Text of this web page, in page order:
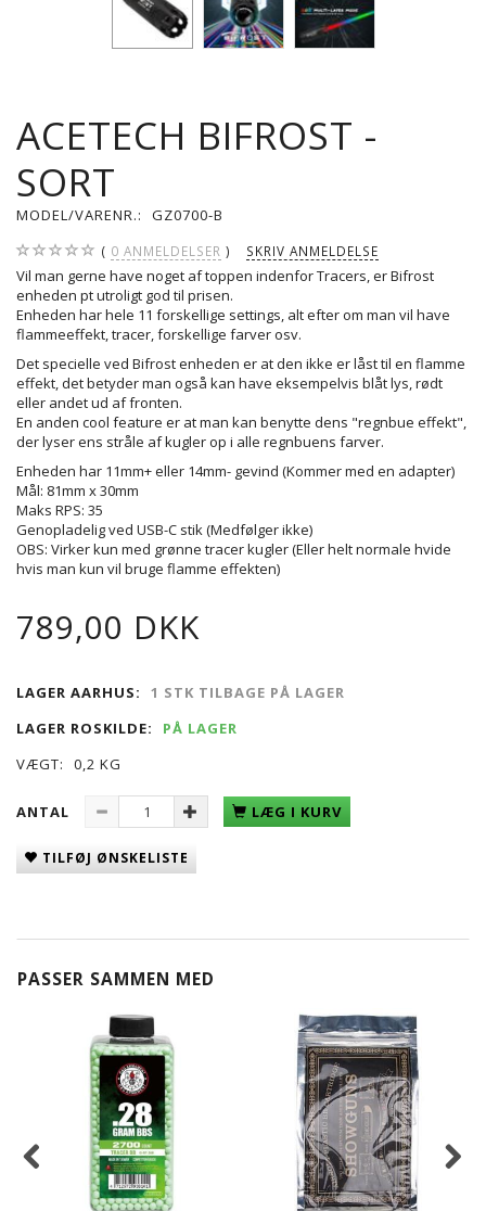
ACETECH BIFROST -
SORT
MODEL/VARENR.: GZ0700-B
0 ANMELDELSER SKRIV ANMELDELSE
Vil man gerne have noget af toppen indenfor Tracers, er Bifrost
enheden pt utroligt god til prisen.
Enheden har hele 11 forskellige settings, alt efter om man vil have
flammeeffekt, tracer, forskellige farver osv.
Det specielle ved Bifrost enheden er at den ikke er låst til en flamme
effekt, det betyder man også kan have eksempelvis blåt lys, rødt
eller andet ud af fronten.
En anden cool feature er at man kan benytte dens "regnbue effekt",
der lyser ens stråle af kugler op i alle regnbuens farver.
Enheden har 11mm+ eller 14mm- gevind (Kommer med en adapter)
Mål: 81mm x 30mm
Maks RPS: 35
Genopladelig ved USB-C stik (Medfølger ikke)
OBS: Virker kun med grønne tracer kugler (Eller helt normale hvide
hvis man kun vil bruge flamme effekten)
789,00 DKK
LAGER AARHUS:
1 STK TILBAGE PÅ LAGER
LAGER ROSKILDE:
PÅ LAGER
VÆGT:
0,2 KG
ANTAL LÆG I KURV
TILFØJ ØNSKELISTE
PASSER SAMMEN MED